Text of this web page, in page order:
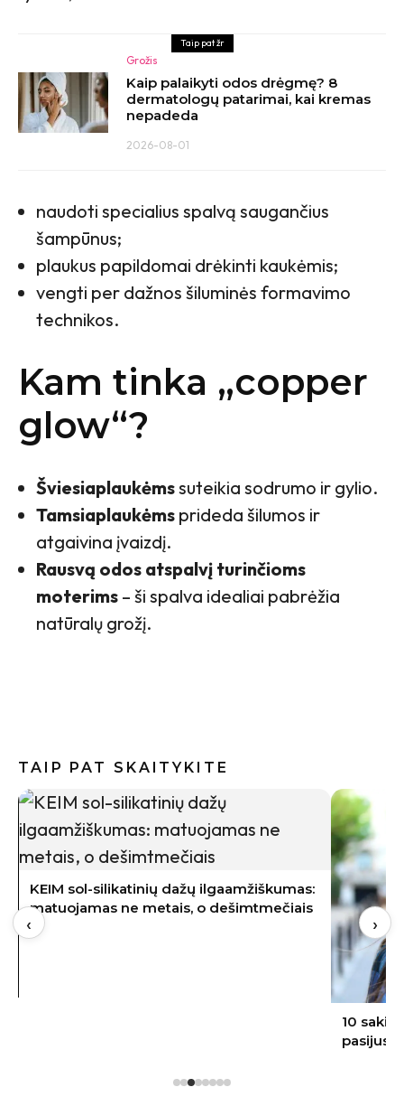
Taip pat žr
Grožis
Kaip palaikyti odos drėgmę? 8
dermatologų patarimai, kai kremas
nepadeda
2026-08-01
naudoti specialius spalvą saugančius
šampūnus;
plaukus papildomai drėkinti kaukėmis;
vengti per dažnos šiluminės formavimo
technikos.
Kam tinka „copper
glow“?
Šviesiaplaukėmssuteikia sodrumo ir gylio.
Tamsiaplaukėms prideda šilumos ir
atgaivina įvaizdį.
Rausvą odos atspalvį turinčioms
moterims – ši spalva idealiai pabrėžia
natūralų grožį.
TAIP PAT SKAITYKITE
KEIM sol-silikatinių dažų ilgaamžiškumas:
matuojamas ne metais, o dešimtmečiais
10
pasijusti
‹ ›